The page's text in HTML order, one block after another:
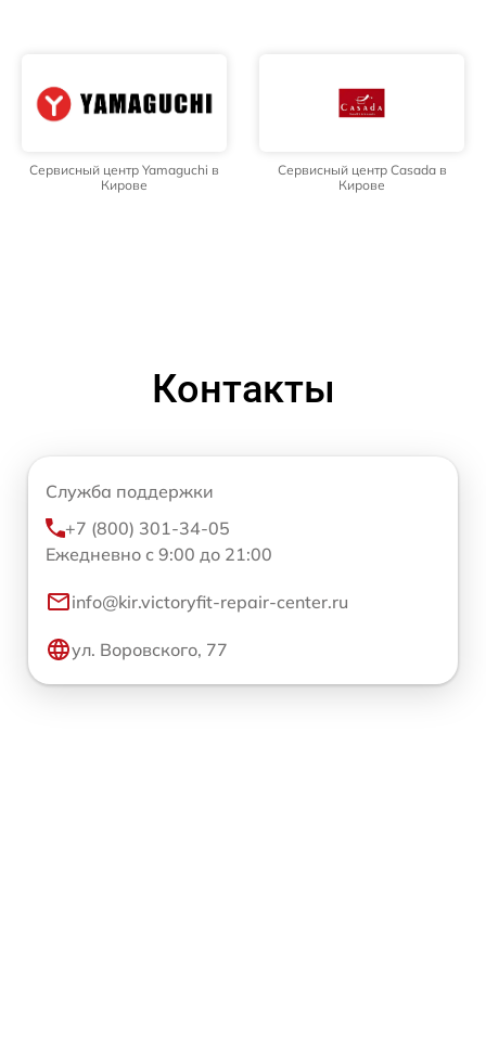
Сервисный центр Yamaguchi в
Кирове
Сервисный центр Casada в
Кирове
Контакты
Служба поддержки
+7 (800) 301-34-05
Ежедневно с 9:00 до 21:00
info@kir.victoryfit-repair-center.ru
ул. Воровского, 77